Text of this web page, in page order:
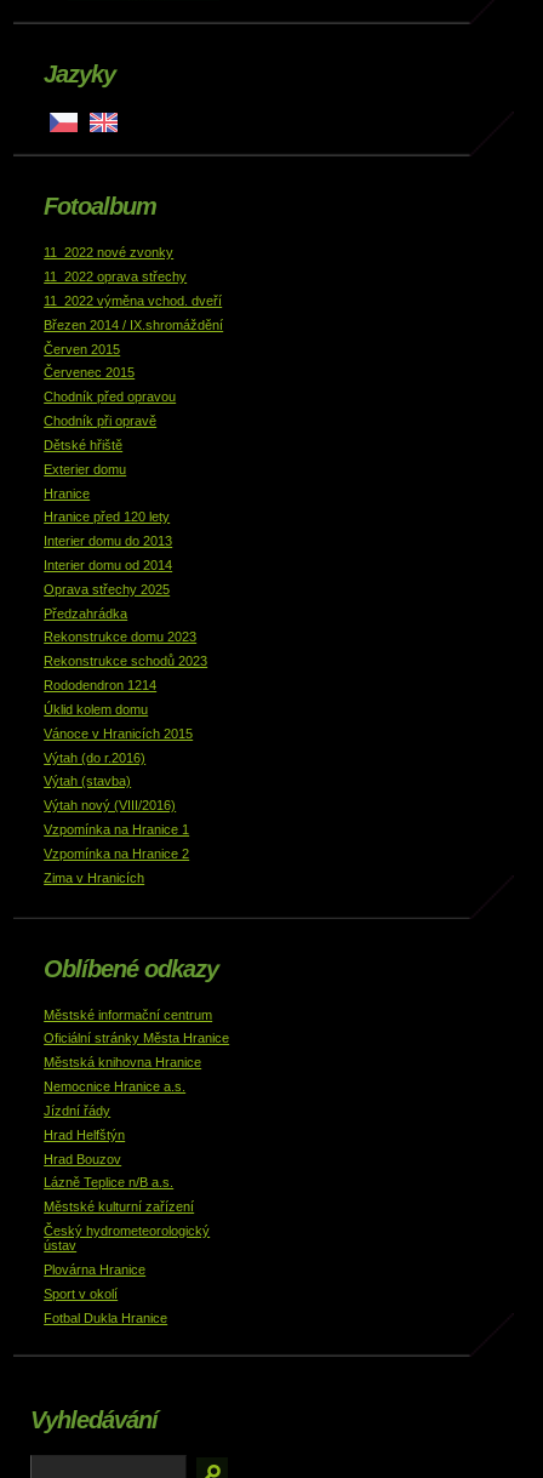
Jazyky
Fotoalbum
11_2022 nové zvonky
11_2022 oprava střechy
11_2022 výměna vchod. dveří
Březen 2014 / IX.shromáždění
Červen 2015
Červenec 2015
Chodník před opravou
Chodník při opravě
Dětské hřiště
Exterier domu
Hranice
Hranice před 120 lety
Interier domu do 2013
Interier domu od 2014
Oprava střechy 2025
Předzahrádka
Rekonstrukce domu 2023
Rekonstrukce schodů 2023
Rododendron 1214
Úklid kolem domu
Vánoce v Hranicích 2015
Výtah (do r.2016)
Výtah (stavba)
Výtah nový (VIII/2016)
Vzpomínka na Hranice 1
Vzpomínka na Hranice 2
Zima v Hranicích
Oblíbené odkazy
Městské informační centrum
Oficiální stránky Města Hranice
Městská knihovna Hranice
Nemocnice Hranice a.s.
Jízdní řády
Hrad Helfštýn
Hrad Bouzov
Lázně Teplice n/B a.s.
Městské kulturní zařízení
Český hydrometeorologický
ústav
Plovárna Hranice
Sport v okolí
Fotbal Dukla Hranice
Vyhledávání